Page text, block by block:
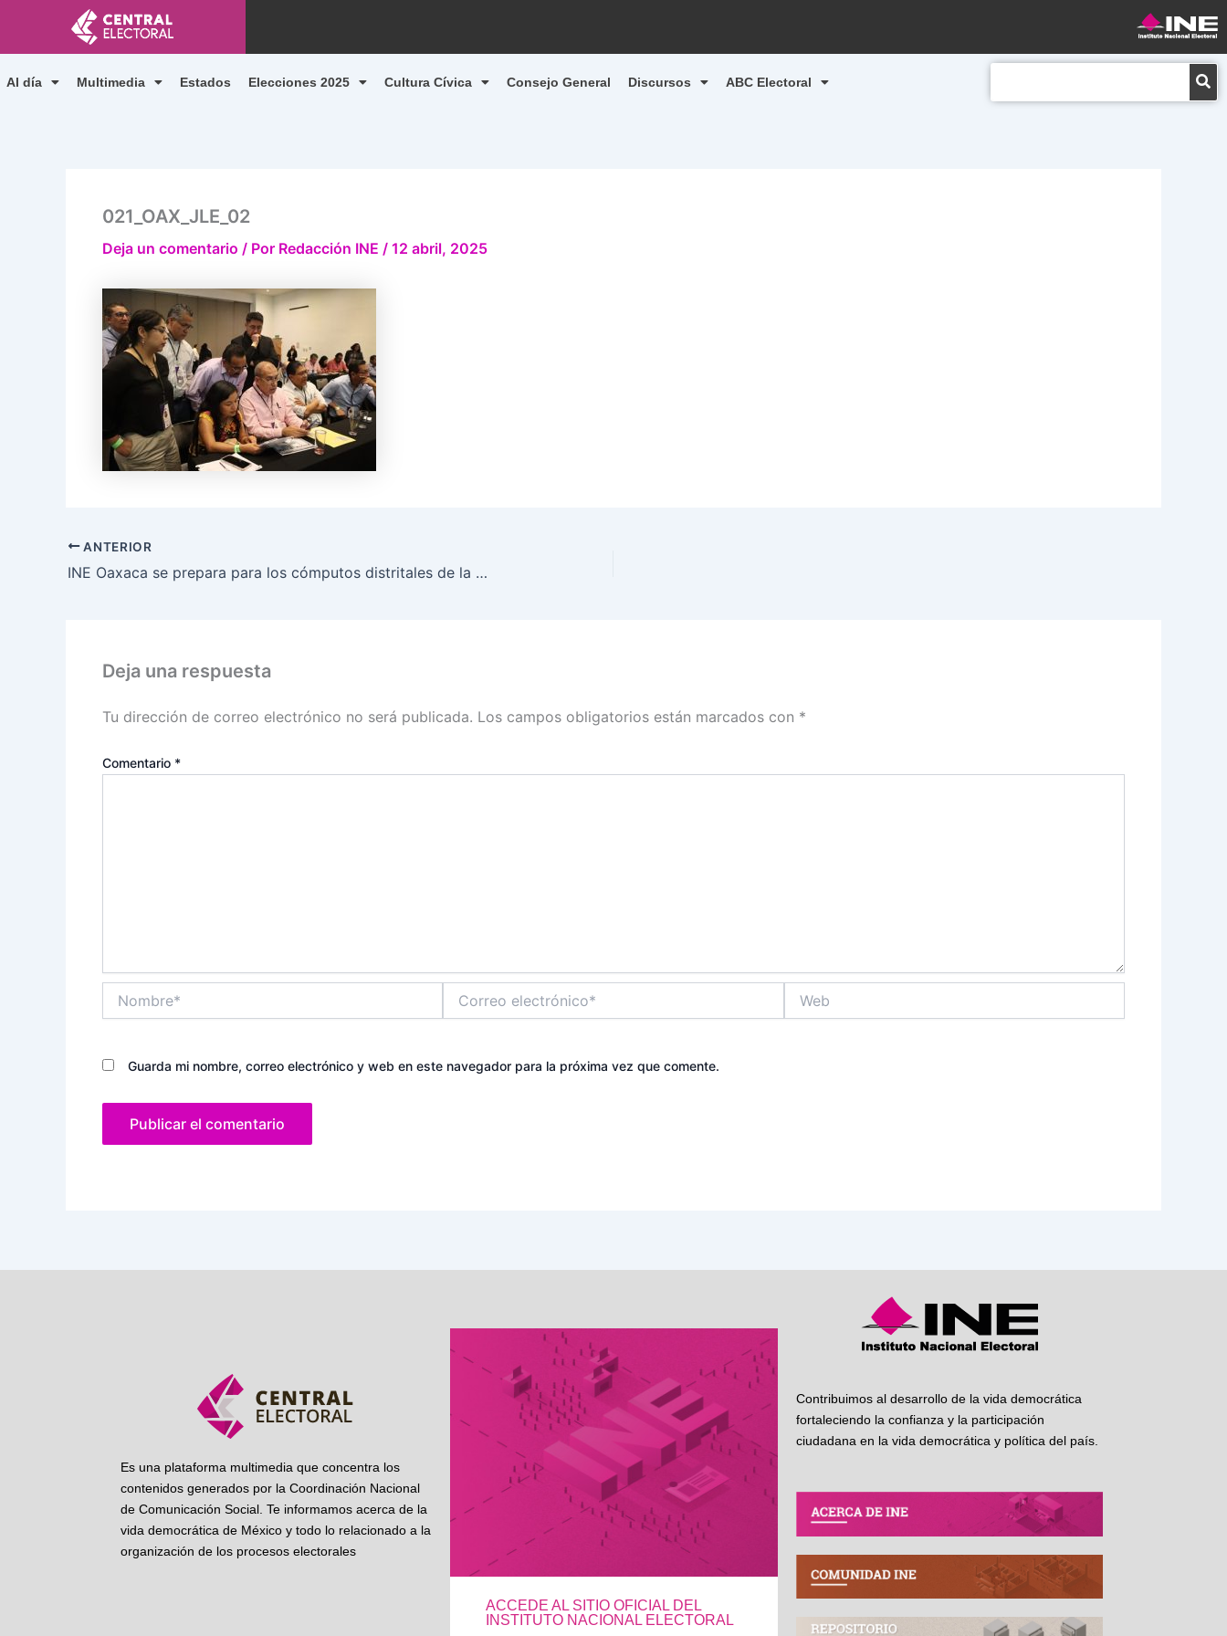
contenido
Al día Multimedia Estados Elecciones 2025 Cultura Cívica Consejo General Discursos ABC Electoral
021_OAX_JLE_02
Deja un comentario / Por Redacción INE / 12 abril, 2025
ANTERIOR
INE Oaxaca se prepara para los cómputos distritales de la elección del Poder Judicial de la Federación 2024-2025
Deja una respuesta
Tu dirección de correo electrónico no será publicada. Los campos obligatorios están marcados con *
Comentario *
electrónico*
Guarda mi nombre, correo electrónico y web en este navegador para la próxima vez que comente.
Es una plataforma multimedia que concentra los
contenidos generados por la Coordinación Nacional
de Comunicación Social. Te informamos acerca de la
vida democrática de México y todo lo relacionado a la
organización de los procesos electorales
ACCEDE AL SITIO OFICIAL DEL
INSTITUTO NACIONAL ELECTORAL
Contribuimos al desarrollo de la vida democrática
fortaleciendo la confianza y la participación
ciudadana en la vida democrática y política del país.